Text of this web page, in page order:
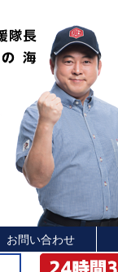
お問い合わせ